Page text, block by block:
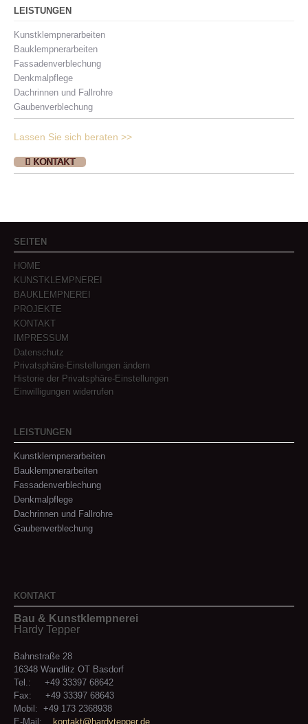
LEISTUNGEN
Kunstklempnerarbeiten
Bauklempnerarbeiten
Fassadenverblechung
Denkmalpflege
Dachrinnen und Fallrohre
Gaubenverblechung
Lassen Sie sich beraten >>
KONTAKT
SEITEN
HOME
KUNSTKLEMPNEREI
BAUKLEMPNEREI
PROJEKTE
KONTAKT
IMPRESSUM
Datenschutz
Privatsphäre-Einstellungen ändern
Historie der Privatsphäre-Einstellungen
Einwilligungen widerrufen
LEISTUNGEN
Kunstklempnerarbeiten
Bauklempnerarbeiten
Fassadenverblechung
Denkmalpflege
Dachrinnen und Fallrohre
Gaubenverblechung
KONTAKT
Bau & Kunstklempnerei
Hardy Tepper
Bahnstraße 28
16348 Wandlitz OT Basdorf
Tel.: +49 33397 68642
Fax: +49 33397 68643
Mobil: +49 173 2368938
E-Mail:
kontakt@hardytepper.de